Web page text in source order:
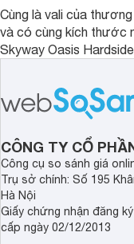
Cùng là vali của
và có cùng kích thước
Skyway Oasis
triệu đồng.
CÔNG TY CỔ
Công cụ so sánh giá
Trụ sở chính: Số 195
Hà Nội
Giấy chứng nhận đăng
cấp ngày 02/12/2013